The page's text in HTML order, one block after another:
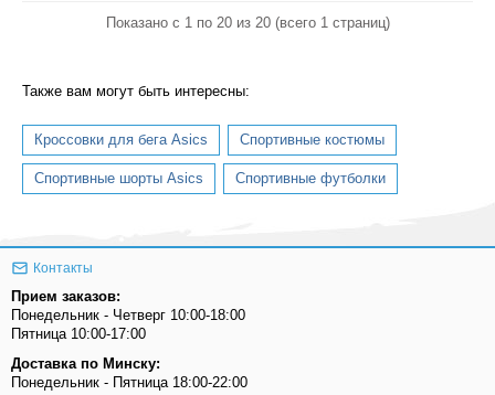
Показано с 1 по 20 из 20 (всего 1 страниц)
Также вам могут быть интересны:
Кроссовки для бега Asics Спортивные костюмы
Спортивные шорты Asics Спортивные футболки
Контакты
Прием заказов:
Понедельник - Четверг 10:00-18:00
Пятница 10:00-17:00
Доставка по Минску:
Понедельник - Пятница 18:00-22:00